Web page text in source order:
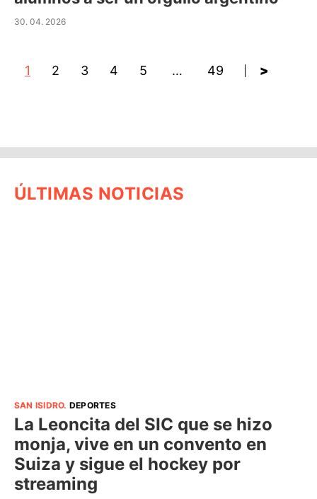
30. 04. 2026
1 2 3 4 5 … 49 >
ÚLTIMAS NOTICIAS
SAN ISIDRO. DEPORTES
La Leoncita del SIC que se hizo
monja, vive en un convento en
Suiza y sigue el hockey por
streaming